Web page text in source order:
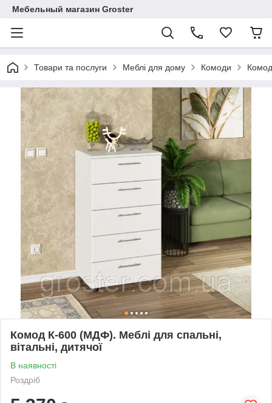
Мебельный магазин Groster
Товари та послуги Меблі для дому Комоди
Комод К-600 (МДФ). Меблі для спальні,
вітальні, дитячої
В наявності
Роздріб